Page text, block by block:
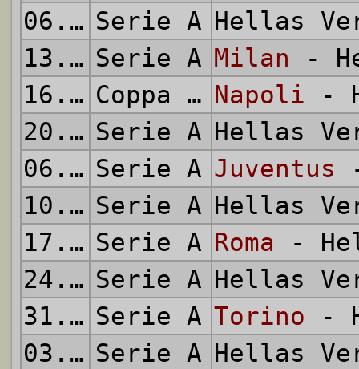
06.12.2015 Serie A Hellas
13.12.2015 Serie A Milan -
16.12.2015
Coppa Italia Napoli -
20.12.2015 Serie A Hellas
06.01.2016 Serie A Juventus
10.01.2016 Serie A Hellas
17.01.2016 Serie A Roma -
24.01.2016 Serie A Hellas
31.01.2016 Serie A Torino -
03.02.2016 Serie A Hellas